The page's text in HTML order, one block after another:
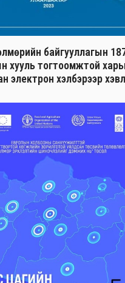
байгууллагын
хууль тогтоомжтой
электрон хэлбэрээр